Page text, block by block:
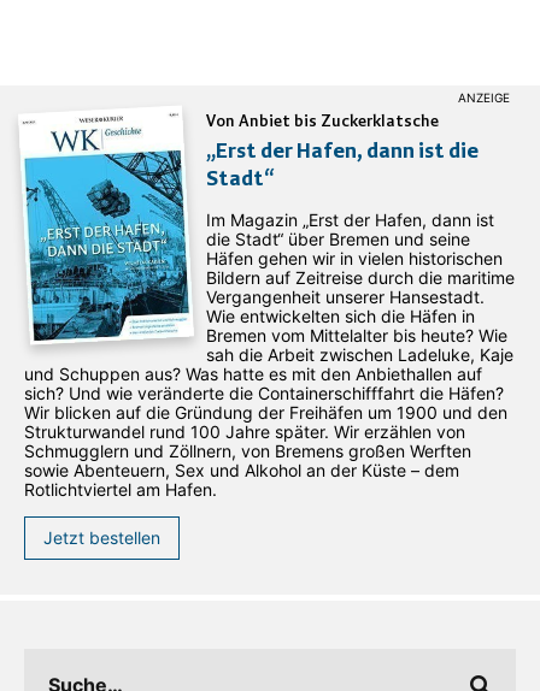
Von Anbiet bis Zuckerklatsche
„Erst der Hafen, dann ist die
Stadt“
Im Magazin „Erst der Hafen, dann ist
die Stadt“ über Bremen und seine
Häfen gehen wir in vielen historischen
Bildern auf Zeitreise durch die maritime
Vergangenheit unserer Hansestadt.
Wie entwickelten sich die Häfen in
Bremen vom Mittelalter bis heute? Wie
sah die Arbeit zwischen Ladeluke, Kaje
und Schuppen aus? Was hatte es mit den Anbiethallen auf
sich? Und wie veränderte die Containerschifffahrt die Häfen?
Wir blicken auf die Gründung der Freihäfen um 1900 und den
Strukturwandel rund 100 Jahre später. Wir erzählen von
Schmugglern und Zöllnern, von Bremens großen Werften
sowie Abenteuern, Sex und Alkohol an der Küste – dem
Rotlichtviertel am Hafen.
Jetzt bestellen